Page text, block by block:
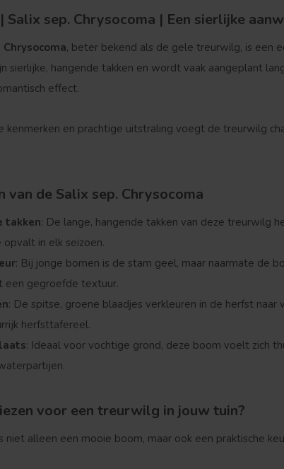
sep. Chrysocoma | Een sierlijke
, beter bekend als de gele treurwilg, is een
sierlijke, hangende takken en wordt vaak aangeplant
effect.
kenmerken en prachtige uitstraling voegt de treurwilg
van de Salix sep. Chrysocoma
takken: De lange, hangende takken van deze treurwilg
opvalt in elk seizoen.
: Bij jonge bomen is de stam geel, maar naarmate de
een gegroefde textuur.
: De spitse, groene blaadjes verkleuren in de herfst
herfsttafereel.
: Ideaal voor vochtige grond, deze boom voelt zich
voor een treurwilg in jouw tuin?
niet alleen een mooie boom, maar ook een praktische